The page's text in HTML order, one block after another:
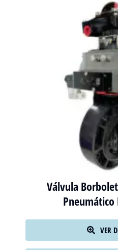
Válvula
Pneumático
VER